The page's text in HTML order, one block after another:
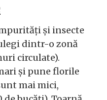
și insecte
dintr-o zonă
circulate).
și pune florile
mai mici,